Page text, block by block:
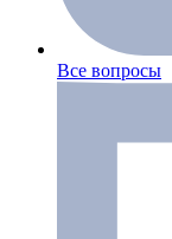
Все вопросы